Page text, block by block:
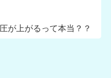
が上がるって本当？？